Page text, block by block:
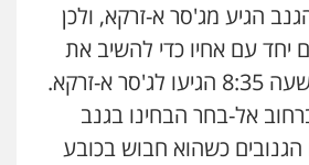
הגיע מג'סר א-זרקא, ולכן
יחד עם אחיו כדי להשיב את
האופניים. סמוך לשעה 8:35 הגיעו לג'סר א-זרקא.
אל-בחר הבחינו בגנב
הגנובים כשהוא חבוש בכובע